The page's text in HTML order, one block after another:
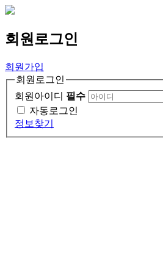
회원 로그인
회원가입
회원로그인
회원아이디 필수
자동로그인
정보찾기